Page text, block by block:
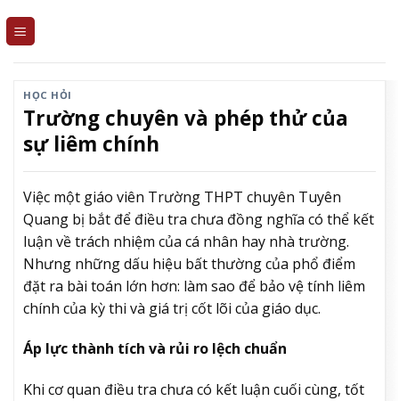
HỌC HỎI
Trường chuyên và phép thử của
sự liêm chính
Việc một giáo viên Trường THPT chuyên Tuyên
Quang bị bắt để điều tra chưa đồng nghĩa có thể kết
luận về trách nhiệm của cá nhân hay nhà trường.
Nhưng những dấu hiệu bất thường của phổ điểm
đặt ra bài toán lớn hơn: làm sao để bảo vệ tính liêm
chính của kỳ thi và giá trị cốt lõi của giáo dục.
Áp lực thành tích và rủi ro lệch chuẩn
Khi cơ quan điều tra chưa có kết luận cuối cùng, tốt